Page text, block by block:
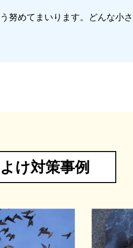
努めてまいります。どんな小
け対策事例